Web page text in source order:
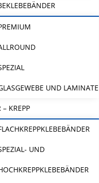
UND LAMINATE
– KREPP
UND